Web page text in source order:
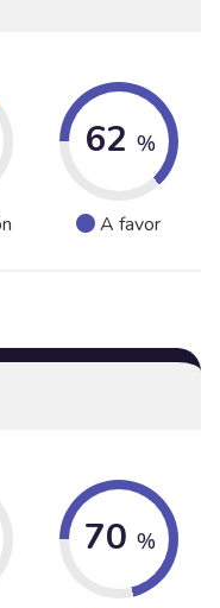
62 %
A favor
70 %